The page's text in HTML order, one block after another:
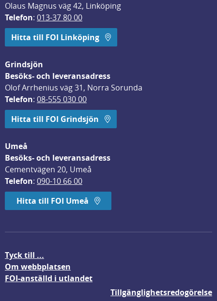
Olaus Magnus väg 42, Linköping
Telefon: 013-37 80 00
Hitta till FOI Linköping
Grindsjön
Besöks- och leveransadress
Olof Arrhenius väg 31, Norra Sorunda
Telefon: 08-555 030 00
Hitta till FOI Grindsjön
Umeå
Besöks- och leveransadress
Cementvägen 20, Umeå
Telefon: 090-10 66 00
Hitta till FOI Umeå
Tyck till ...
Om webbplatsen
FOI-anställd i utlandet
Tillgänglighetsredogörelse